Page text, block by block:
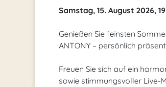
Samstag, 15. August 2026,
Genießen Sie feinsten
ANTONY – persönlich
Freuen Sie sich auf ein
sowie stimmungsvoller Live-